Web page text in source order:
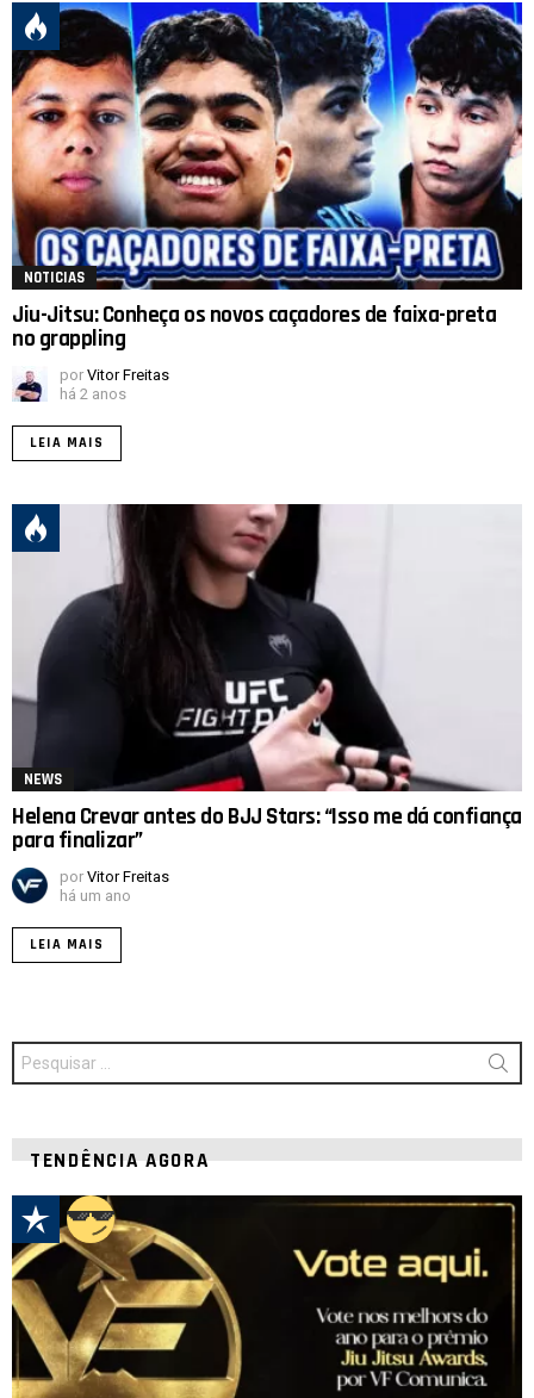
NOTICIAS
Jiu-Jitsu: Conheça os novos caçadores de faixa-preta
no grappling
por Vitor Freitas
há 2 anos
LEIA MAIS
NEWS
Helena Crevar antes do BJJ Stars: “Isso me dá confiança
para finalizar”
por Vitor Freitas
há um ano
LEIA MAIS
Procurar
por:
TENDÊNCIA AGORA